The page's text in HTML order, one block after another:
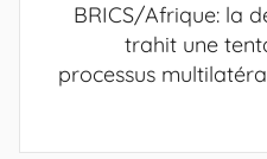
BRICS/Afrique: la
trahit une
processus